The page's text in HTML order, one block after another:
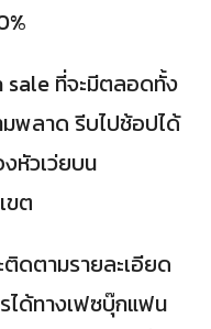
sale ที่จะมีตลอดทั้ง
พลาด รีบไปช้อปได้
หัวเว่ยบน
ขต
ติดตามรายละเอียด
ได้ทางเฟซบุ๊กแฟน